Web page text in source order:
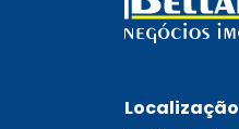
Localização